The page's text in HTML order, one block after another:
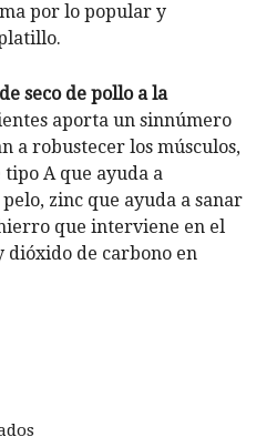
por lo popular y
seco de pollo a la
aporta un sinnúmero
a robustecer los músculos,
A que ayuda a
zinc que ayuda a sanar
que interviene en el
dióxido de carbono en